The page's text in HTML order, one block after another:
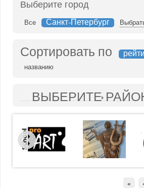
Выберите город
Все Санкт-Петербург
Сортировать по
названию
ВЫБЕРИТЕ
« ‹